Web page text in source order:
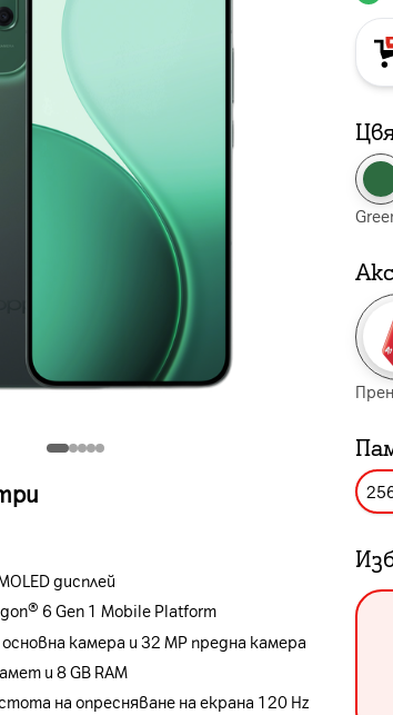
дисплей
6 Gen 1 Mobile Platform
камера и 32 MP предна камера
и 8 GB RAM
на опресняване на екрана 120 Hz